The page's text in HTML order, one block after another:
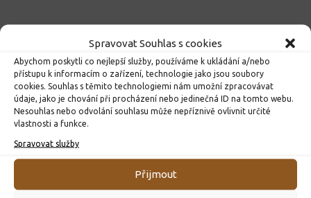
Spravovat Souhlas s cookies
Abychom poskytli co nejlepší služby, používáme k ukládání a/nebo
přístupu k informacím o zařízení, technologie jako jsou soubory
cookies. Souhlas s těmito technologiemi nám umožní zpracovávat
údaje, jako je chování při procházení nebo jedinečná ID na tomto webu.
Nesouhlas nebo odvolání souhlasu může nepříznivě ovlivnit určité
vlastnosti a funkce.
Spravovat služby
Přijmout
10. 4. 2026